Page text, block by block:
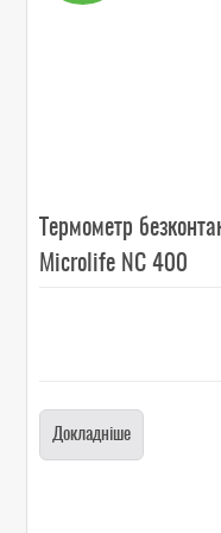
Термометр
Microlife NC 400
Докладніше